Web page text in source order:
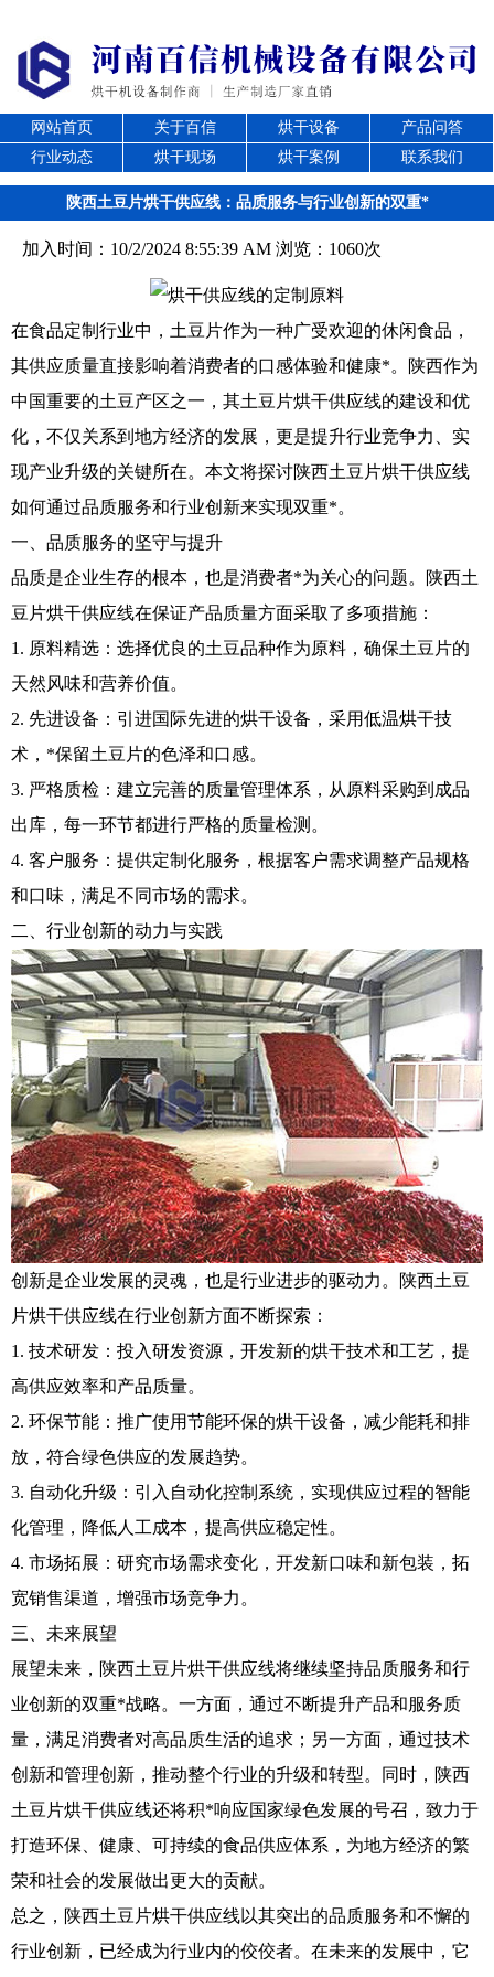
网站首页 关于百信 烘干设备
产品问答
行业动态
烘干现场 烘干案例 联系我们
陕西土豆片烘干供应线：品质服务与行业创新的双重*
加入时间：10/2/2024 8:55:39 AM 浏览：1060次
在食品定制行业中，土豆片作为一种广受欢迎的休闲食品，
其供应质量直接影响着消费者的口感体验和健康*。陕西作为
中国重要的土豆产区之一，其土豆片烘干供应线的建设和优
化，不仅关系到地方经济的发展，更是提升行业竞争力、实
现产业升级的关键所在。本文将探讨陕西土豆片烘干供应线
如何通过品质服务和行业创新来实现双重*。
一、品质服务的坚守与提升
品质是企业生存的根本，也是消费者*为关心的问题。陕西土
豆片烘干供应线在保证产品质量方面采取了多项措施：
1. 原料精选：选择优良的土豆品种作为原料，确保土豆片的
天然风味和营养价值。
2. 先进设备：引进国际先进的烘干设备，采用低温烘干技
术，*保留土豆片的色泽和口感。
3. 严格质检：建立完善的质量管理体系，从原料采购到成品
出库，每一环节都进行严格的质量检测。
4. 客户服务：提供定制化服务，根据客户需求调整产品规格
和口味，满足不同市场的需求。
二、行业创新的动力与实践
创新是企业发展的灵魂，也是行业进步的驱动力。陕西土豆
片烘干供应线在行业创新方面不断探索：
1. 技术研发：投入研发资源，开发新的烘干技术和工艺，提
高供应效率和产品质量。
2. 环保节能：推广使用节能环保的烘干设备，减少能耗和排
放，符合绿色供应的发展趋势。
3. 自动化升级：引入自动化控制系统，实现供应过程的智能
化管理，降低人工成本，提高供应稳定性。
4. 市场拓展：研究市场需求变化，开发新口味和新包装，拓
宽销售渠道，增强市场竞争力。
三、未来展望
展望未来，陕西土豆片烘干供应线将继续坚持品质服务和行
业创新的双重*战略。一方面，通过不断提升产品和服务质
量，满足消费者对高品质生活的追求；另一方面，通过技术
创新和管理创新，推动整个行业的升级和转型。同时，陕西
土豆片烘干供应线还将积*响应国家绿色发展的号召，致力于
打造环保、健康、可持续的食品供应体系，为地方经济的繁
荣和社会的发展做出更大的贡献。
总之，陕西土豆片烘干供应线以其突出的品质服务和不懈的
行业创新，已经成为行业内的佼佼者。在未来的发展中，它